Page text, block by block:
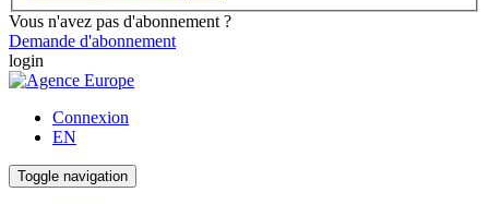
Vous n'avez pas d'abonnement ?
Demande d'abonnement
login
Connexion
EN
Toggle navigation